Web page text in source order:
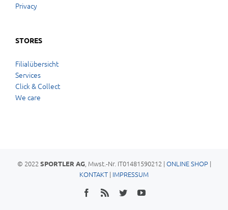
Privacy
STORES
Filialübersicht
Services
Click & Collect
We care
© 2022SPORTLER AG, Mwst.-Nr. IT01481590212 | ONLINE SHOP|
KONTAKT | IMPRESSUM
Facebook
Rss TwitterYouTube